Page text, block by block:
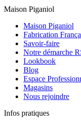
Maison Piganiol
Maison Piganiol
Fabrication
Savoir-faire
Notre démarche
Lookbook
Blog
Espace
Magasins
Nous rejoindre
Infos pratiques